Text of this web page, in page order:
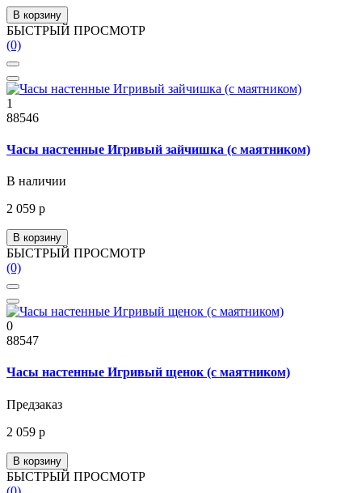
В корзину
БЫСТРЫЙ ПРОСМОТР
(0)
1
88546
Часы настенные Игривый зайчишка (с маятником)
В наличии
2 059 р
В корзину
БЫСТРЫЙ ПРОСМОТР
(0)
0
88547
Часы настенные Игривый щенок (с маятником)
Предзаказ
2 059 р
В корзину
БЫСТРЫЙ ПРОСМОТР